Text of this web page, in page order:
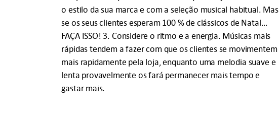
o estilo da sua marca e com a seleção musical habitual. Mas
se os seus clientes esperam 100 % de clássicos de Natal…
FAÇA ISSO! 3. Considere o ritmo e a energia. Músicas mais
rápidas tendem a fazer com que os clientes se movimentem
mais rapidamente pela loja, enquanto uma melodia suave e
lenta provavelmente os fará permanecer mais tempo e
gastar mais.